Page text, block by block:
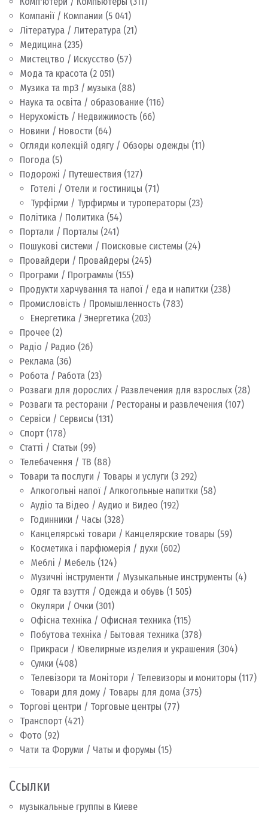
Компанії / Компании (5 041)
Література / Литература (21)
Медицина (235)
Мистецтво / Искусство (57)
Мода та красота (2 051)
Музика та mp3 / музыка (88)
Наука та освіта / образование (116)
Нерухомість / Недвижимость (66)
Новини / Новости (64)
Огляди колекцій одягу / Обзоры одежды (11)
Погода (5)
Подорожі / Путешествия (127)
Готелі / Отели и гостиницы (71)
Турфірми / Турфирмы и туроператоры (23)
Політика / Политика (54)
Портали / Порталы (241)
Пошукові системи / Поисковые системы (24)
Провайдери / Провайдеры (245)
Програми / Программы (155)
Продукти харчування та напої / еда и напитки (238)
Промисловість / Промышленность (783)
Енергетика / Энергетика (203)
Прочее (2)
Радіо / Радио (26)
Реклама (36)
Робота / Работа (23)
Розваги для дорослих / Развлечения для взрослых (28)
Розваги та ресторани / Рестораны и развлечения (107)
Сервіси / Сервисы (131)
Спорт (178)
Статті / Статьи (99)
Телебачення / ТВ (88)
Товари та послуги / Товары и услуги (3 292)
Алкогольні напої / Алкогольные напитки (58)
Аудіо та Відео / Аудио и Видео (192)
Годинники / Часы (328)
Канцелярські товари / Канцелярские товары (59)
Косметика і парфюмерія / духи (602)
Меблі / Мебель (124)
Музичні інструменти / Музыкальные инструменты (4)
Одяг та взуття / Одежда и обувь (1 505)
Окуляри / Очки (301)
Офісна техніка / Офисная техника (115)
Побутова техніка / Бытовая техника (378)
Прикраси / Ювелирные изделия и украшения (304)
Сумки (408)
Телевізори та Монітори / Телевизоры и мониторы (117)
Товари для дому / Товары для дома (375)
Торгові центри / Торговые центры (77)
Транспорт (421)
Фото (92)
Чати та Форуми / Чаты и форумы (15)
Ссылки
музыкальные группы в Киеве